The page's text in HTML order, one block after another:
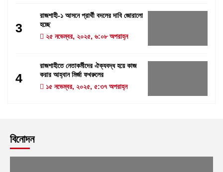
3
রাজশাহী-১ আসনে প্রার্থী বদলের দাবি জোরালো
হচ্ছে
২৫ নভেম্বর, ২০২৫, ৬:০৮ অপরাহ্ন
4
রাজশাহীতে নেতাকর্মীদের ঐক্যবদ্ধ হয়ে কাজ
করার আহ্বান মির্জা ফখরুলের
১৫ নভেম্বর, ২০২৫, ৫:৩৭ অপরাহ্ন
বিনোদন